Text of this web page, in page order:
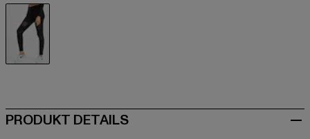
PRODUKT DETAILS